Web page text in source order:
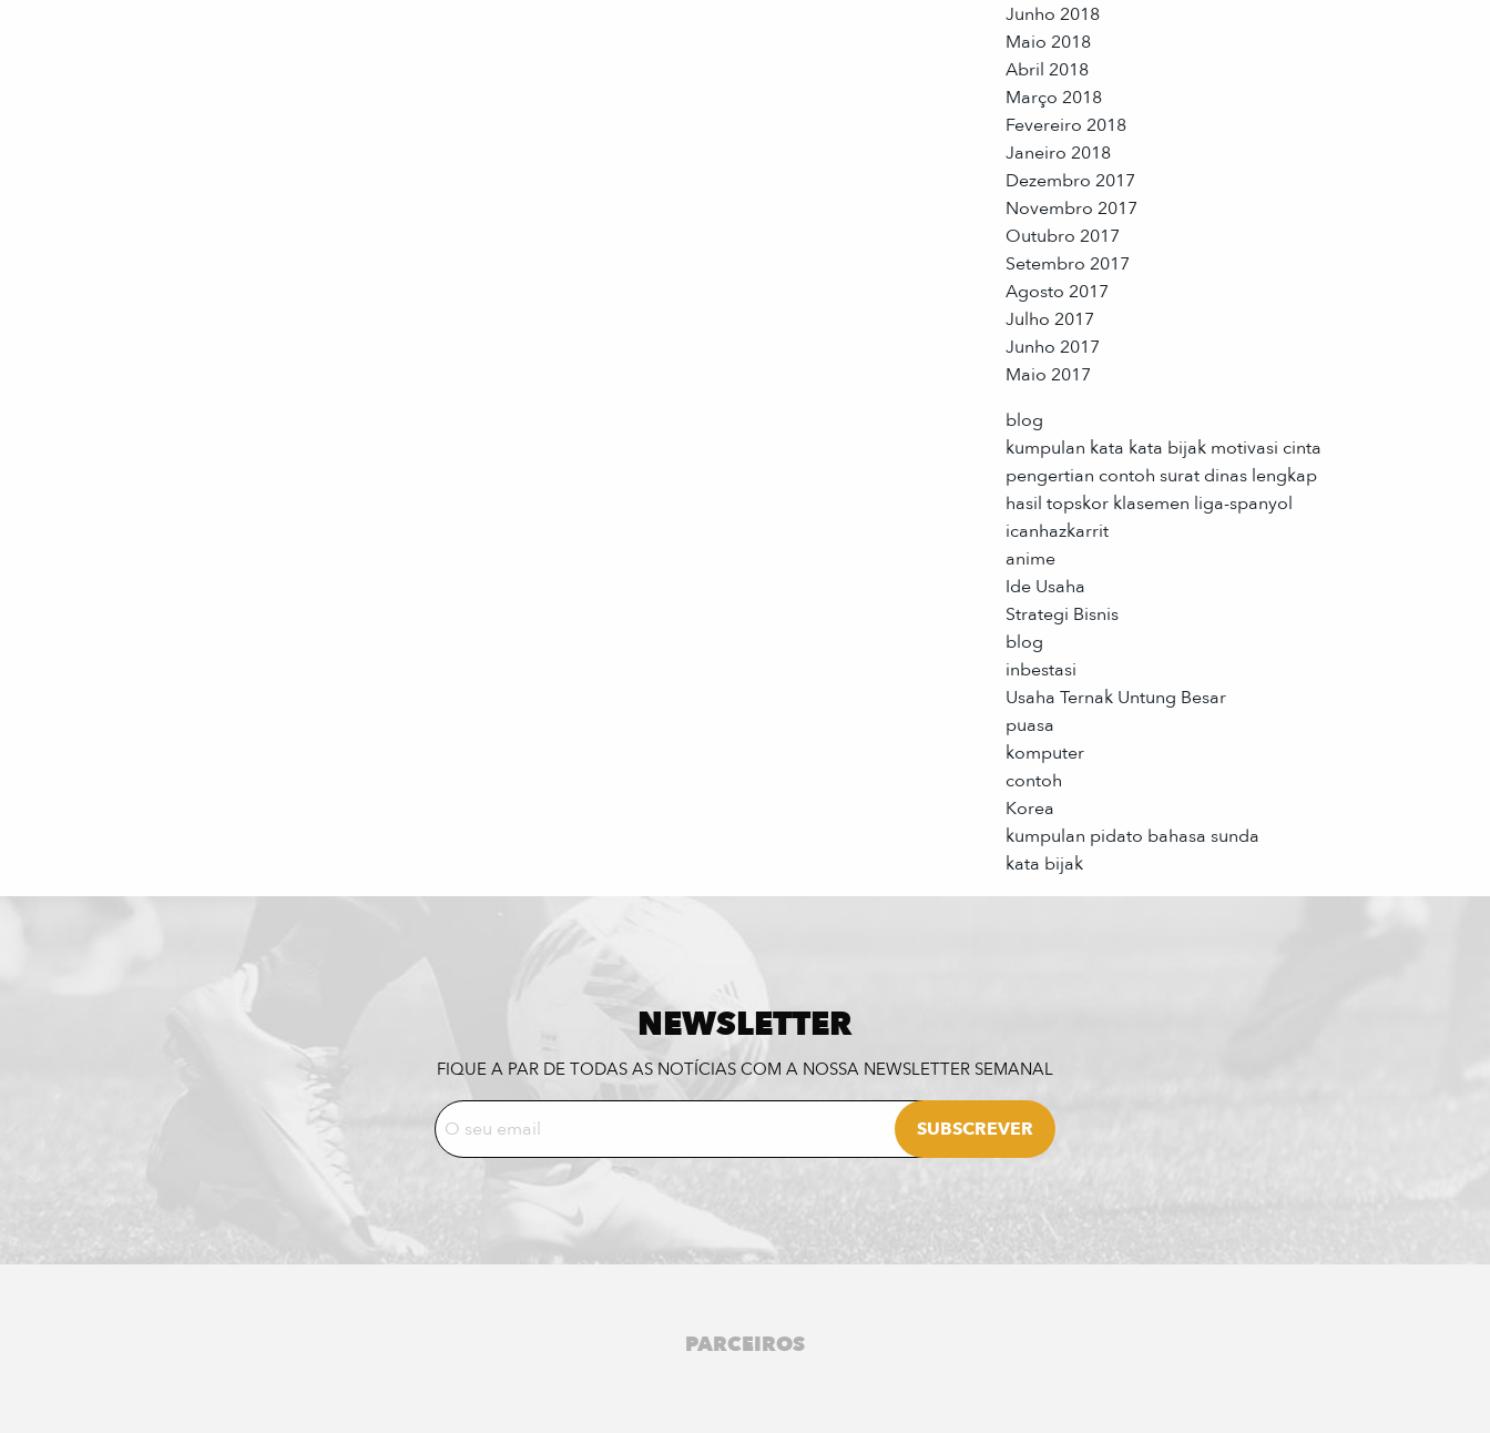
Junho 2018
Maio 2018
Abril 2018
Março 2018
Fevereiro 2018
Janeiro 2018
Dezembro 2017
Novembro 2017
Outubro 2017
Setembro 2017
Agosto 2017
Julho 2017
Junho 2017
Maio 2017
blog
kumpulan kata kata bijak motivasi cinta
pengertian contoh surat dinas lengkap
hasil topskor klasemen liga-spanyol
icanhazkarrit
anime
Ide Usaha
Strategi Bisnis
blog
inbestasi
Usaha Ternak Untung Besar
puasa
komputer
contoh
Korea
kumpulan pidato bahasa sunda
kata bijak
NEWSLETTER
FIQUE A PAR DE TODAS AS NOTÍCIAS COM A NOSSA NEWSLETTER SEMANAL
PARCEIROS